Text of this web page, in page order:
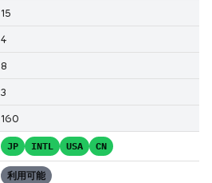
15
4
8
3
160
JP INTL USA CN
利用可能